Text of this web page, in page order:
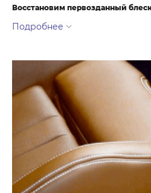
Восстановим первозданный
Каждый владелец, чей автомобиль
выполнения полировки мы
глянцевых элементов защитной
царапаться больше не будет.